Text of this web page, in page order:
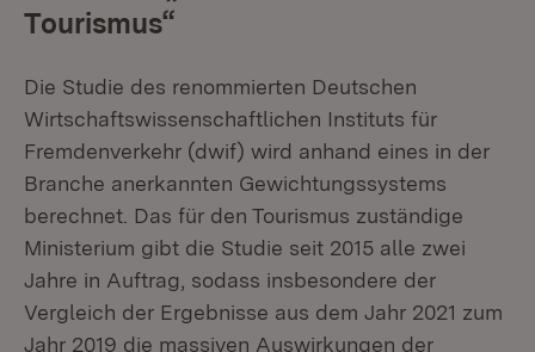
Tourismus“
Die Studie des renommierten Deutschen
Wirtschaftswissenschaftlichen Instituts für
Fremdenverkehr (dwif) wird anhand eines in der
Branche anerkannten Gewichtungssystems
berechnet. Das für den Tourismus zuständige
Ministerium gibt die Studie seit 2015 alle zwei
Jahre in Auftrag, sodass insbesondere der
Vergleich der Ergebnisse aus dem Jahr 2021 zum
Jahr 2019 die massiven Auswirkungen der